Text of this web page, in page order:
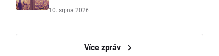
10. srpna 2026
Více zpráv